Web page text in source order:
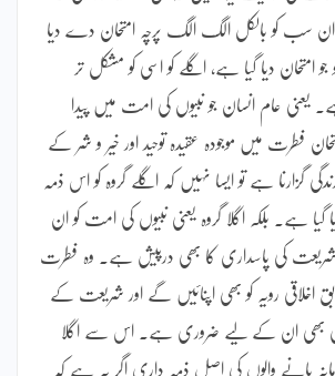
سب کو بالکل الگ الگ پرچہ امتحان دے دیا
جو امتحان دیا گیا ہے، اگلے کو اسی کو مشکل تر
یعنی عام انسان جو نبیوں کی امت میں پیدا
فطرت میں موجودہ عقیدہ توحید اور خیر و شر کے
گزارنا ہے تو ایسا نہیں کہ اگلے گروہ کو اس ذمہ
ہے۔ بلکہ اگلا گروہ یعنی نبیوں کی امت کو ان
شریعت کی پاسداری کا بھی درپیش ہے۔ وہ فطرت
اخلاقی رویہ کو بھی اپنائیں گے اور شریعت کے
بھی ان کے لیے ضروری ہے۔ اس سے اگلا
پانے والوں کی اصل ذمہ داری اگر یہ ہے کہ